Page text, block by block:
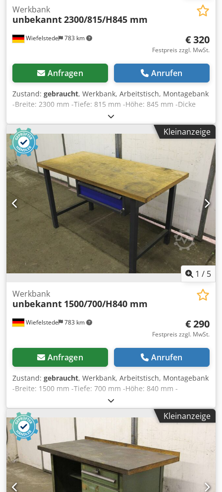
Wiefelstede 783 km
Werkbank
unbekannt2300/815/H845 mm
€ 320
Festpreis zzgl. MwSt.
Anfragen Anrufen
Zustand: gebraucht, Werkbank, Arbeitstisch, Montagebank
-Breite: 2300 mm -Tiefe: 815 mm -Höhe: 845 mm -Dicke
Arbeitsplatte: 40 mm -Schublade: 1 Dedpfxsfkt Ilo Ai Njck -
Schranktür abschließbar: 1 -Ablagen: 2 -Preis: pro Stück -
Anzahl: 2 Stück -Gewicht: 114 kg/Stück
Kleinanzeige
1 / 5
Wiefelstede 783 km
Werkbank
unbekannt 1500/700/H840 mm
€ 290
Festpreis zzgl. MwSt.
Anfragen Anrufen
Zustand: gebraucht, Werkbank, Arbeitstisch, Montagebank
-Breite: 1500 mm -Tiefe: 700 mm -Höhe: 840 mm -
Arbeitsplatte Dicke: 40 mm -abschließbare Schublade: 1 -
Gewicht: 74 kg Dsdpod Rbtrefx Ai Nock
Kleinanzeige